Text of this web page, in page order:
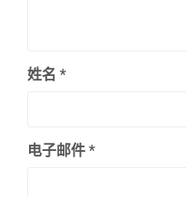
姓名 *
电子邮件 *